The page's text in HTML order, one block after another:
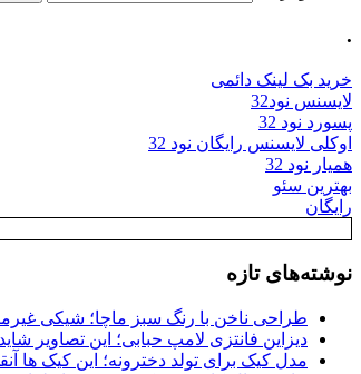
.
خرید بک لینک دائمی
لایسنس نود32
پسورد نود 32
اوکلی لایسنس رایگان نود 32
همیار نود 32
بهترین سئو
رایگان
نوشته‌های تازه
طراحی ناخن با رنگ سبز ماچا؛ شیکی
دیزاین فانتزی لامپ حبابی؛ این تصاویر
مدل کیک برای تولد دخترونه؛ این کیک ها